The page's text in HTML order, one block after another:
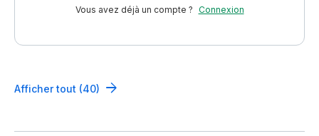
Vous avez déjà un compte ? Connexion
Afficher tout (40)